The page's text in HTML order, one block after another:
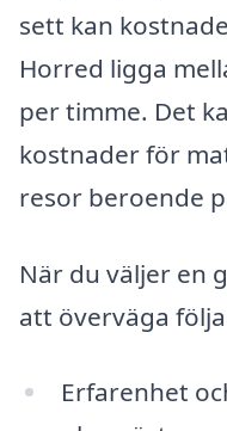
sett kan
Horred ligga
per timme. Det
kostnader för
resor beroende
När du väljer en
att överväga
Erfarenhet